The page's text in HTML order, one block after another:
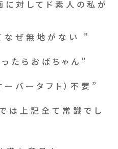
対してド素人の私が
なぜ無地がない "
たらおばちゃん”
バータフト）不要”
は上記全て常識でし